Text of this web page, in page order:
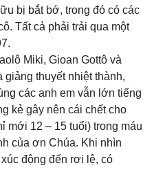
bị bắt bớ, trong đó có các
Tất cả phải trải qua một
Miki, Gioan Gottô và
thuyết nhiệt thành,
các anh em vẫn lớn tiếng
kẻ gây nên cái chết cho
mới 12 – 15 tuổi) trong máu
của ơn Chúa. Khi nhìn
động đến rơi lệ, có